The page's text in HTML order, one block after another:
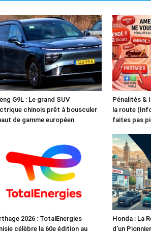
G9L : Le grand SUV
chinois prêt à bousculer
de gamme européen
Pénalités &
la route
faites pas
2026 : TotalEnergies
célèbre la 60e édition au
Honda : La
d’un